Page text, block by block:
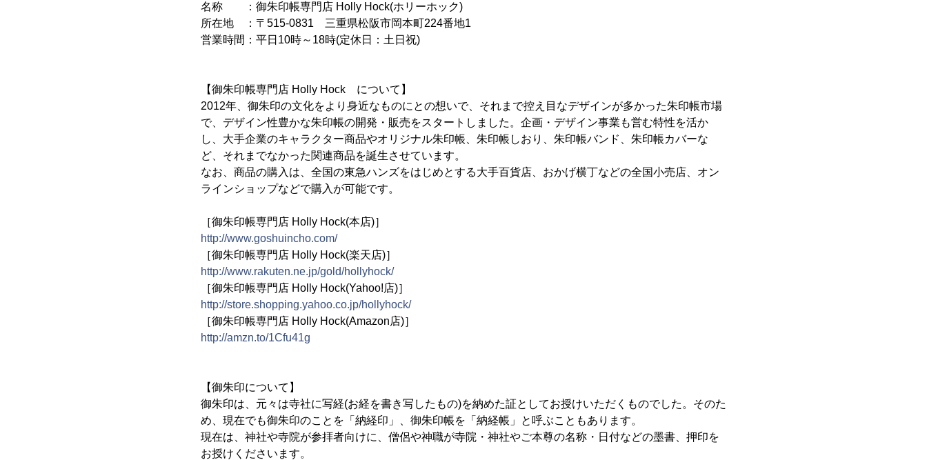
名称 ：御朱印帳専門店 Holly Hock(ホリーホック)
所在地 ：〒515-0831 三重県松阪市岡本町224番地1
営業時間：平日10時～18時(定休日：土日祝)
【御朱印帳専門店 Holly Hock について】
2012年、御朱印の文化をより身近なものにとの想いで、それまで控え目なデザインが多かった朱印帳市場
で、デザイン性豊かな朱印帳の開発・販売をスタートしました。企画・デザイン事業も営む特性を活か
し、大手企業のキャラクター商品やオリジナル朱印帳、朱印帳しおり、朱印帳バンド、朱印帳カバーな
ど、それまでなかった関連商品を誕生させています。
なお、商品の購入は、全国の東急ハンズをはじめとする大手百貨店、おかげ横丁などの全国小売店、オン
ラインショップなどで購入が可能です。
［御朱印帳専門店 Holly Hock(本店)］
http://www.goshuincho.com/
［御朱印帳専門店 Holly Hock(楽天店)］
http://www.rakuten.ne.jp/gold/hollyhock/
［御朱印帳専門店 Holly Hock(Yahoo!店)］
http://store.shopping.yahoo.co.jp/hollyhock/
［御朱印帳専門店 Holly Hock(Amazon店)］
http://amzn.to/1Cfu41g
【御朱印について】
御朱印は、元々は寺社に写経(お経を書き写したもの)を納めた証としてお授けいただくものでした。そのた
め、現在でも御朱印のことを「納経印」、御朱印帳を「納経帳」と呼ぶこともあります。
現在は、神社や寺院が参拝者向けに、僧侶や神職が寺院・神社やご本尊の名称・日付などの墨書、押印を
お授けくださいます。